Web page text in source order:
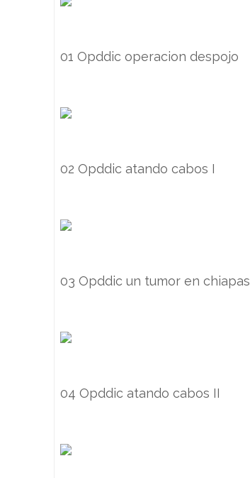
01 Opddic operacion despojo
02 Opddic atando cabos I
03 Opddic un tumor en chiapas
04 Opddic atando cabos II